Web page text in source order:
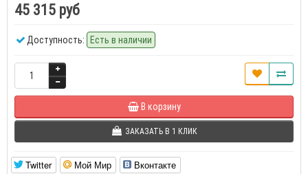
45 315 руб
Доступность: Есть в наличии
В корзину
ЗАКАЗАТЬ В 1 КЛИК
Twitter Мой Мир Вконтакте